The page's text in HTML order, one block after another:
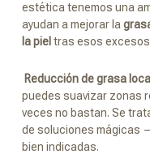
estética tenemos una
ayudan a mejorar la
la piel tras esos
Reducción de grasa
puedes suavizar zonas
veces no bastan. Se
de soluciones mágicas
bien indicadas.